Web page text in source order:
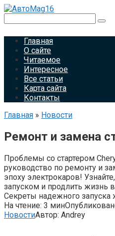
Перейти
контенту
Главная
О сайте
Читаемое
Интересное
Все статьи
Карта сайта
Контакты
Главная » Новости
Ремонт и замена
Проблемы со стартером
руководство по ремонту и
эпоху электрокаров!
запуском и продлить жизнь
Секреты надежного запуска
На чтение: 3 мин
НовостиАвтор: Andrey